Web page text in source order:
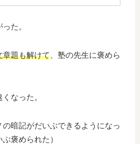
た。
章題も解けて 、塾の先生に褒めら
なった。
の暗記がだいぶできるようになっ
褒められた）